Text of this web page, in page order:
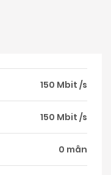
150 Mbit /s
150 Mbit /s
0 mån